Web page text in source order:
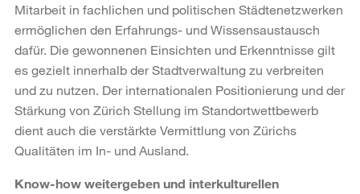
Mitarbeit in fachlichen und politischen Städtenetzwerken
ermöglichen den Erfahrungs- und Wissensaustausch
dafür. Die gewonnenen Einsichten und Erkenntnisse gilt
es gezielt innerhalb der Stadtverwaltung zu verbreiten
und zu nutzen. Der internationalen Positionierung und der
Stärkung von Zürich Stellung im Standortwettbewerb
dient auch die verstärkte Vermittlung von Zürichs
Qualitäten im In- und Ausland.
Know-how weitergeben und interkulturellen